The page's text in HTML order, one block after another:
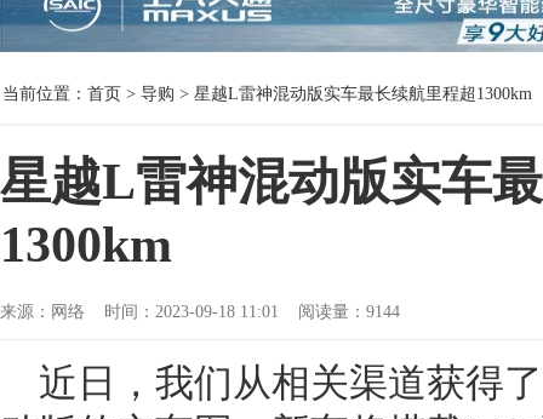
当前位置： 首页 > 导购 > 星越L雷神混动版实车最长续航里程超1300km
星越L雷神混动版实车
1300km
来源：网络 时间：2023-09-18 11:01 阅读量：9144
近日，我们从相关渠道获得